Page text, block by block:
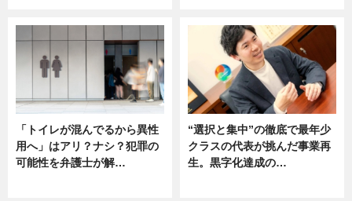
「トイレが混んでるから異性
用へ」はアリ？ナシ？犯罪の
可能性を弁護士が解…
“選択と集中”の徹底で最年少
クラスの代表が挑んだ事業再
生。黒字化達成の…